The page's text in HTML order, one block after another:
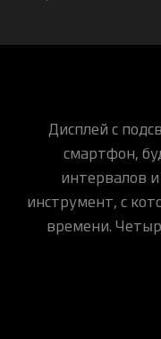
Дисплей с
смартфон,
интервалов
инструмент, с
времени.